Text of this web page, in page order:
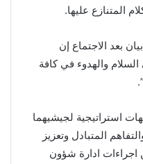
المتنازع عليها.
بعد الاجتماع إن
والهدوء في كافة
استراتيجية لجيشيهما
المتبادل وتعزيز
اجراءات ادارة شؤون